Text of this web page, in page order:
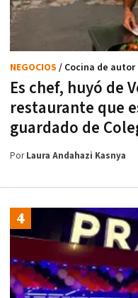
Es chef, huyó de
restaurante que
guardado de
NEGOCIOS / Cocina de autor
PorLaura Andahazi Kasnya